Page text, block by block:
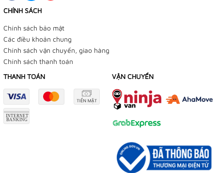
CHÍNH SÁCH
Chính sách bảo mật
Các điều khoản chung
Chính sách vận chuyển, giao hàng
Chính sách thanh toán
THANH TOÁN
VẬN CHUYỂN